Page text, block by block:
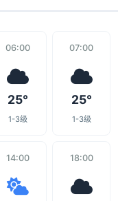
06:00
25°
1-3级
07:00
25°
1-3级
14:00 18:00